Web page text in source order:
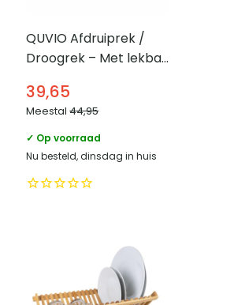
QUVIO Afdruiprek /
Droogrek – Met lekbak
39,65
Meestal44,95
✓ Op voorraad
Nu besteld, dinsdag in huis